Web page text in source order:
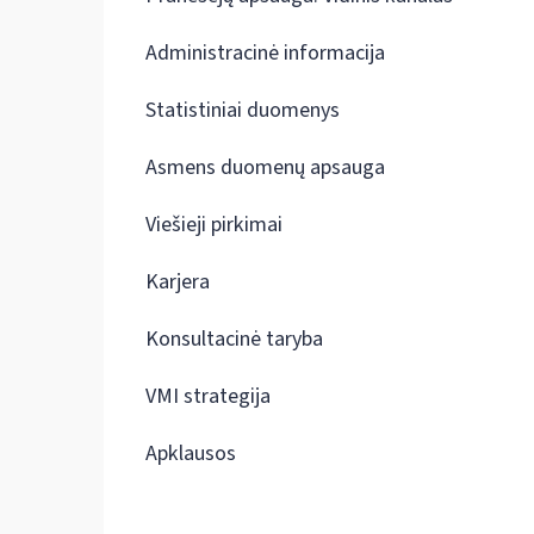
Administracinė informacija
Statistiniai duomenys
Asmens duomenų apsauga
Viešieji pirkimai
Karjera
Konsultacinė taryba
VMI strategija
Apklausos